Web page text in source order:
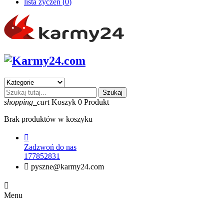
lista życzeń (0)
Szukaj
shopping_cart Koszyk 0 Produkt
Brak produktów w koszyku

Zadzwoń do nas
177852831
 pyszne@karmy24.com

Menu